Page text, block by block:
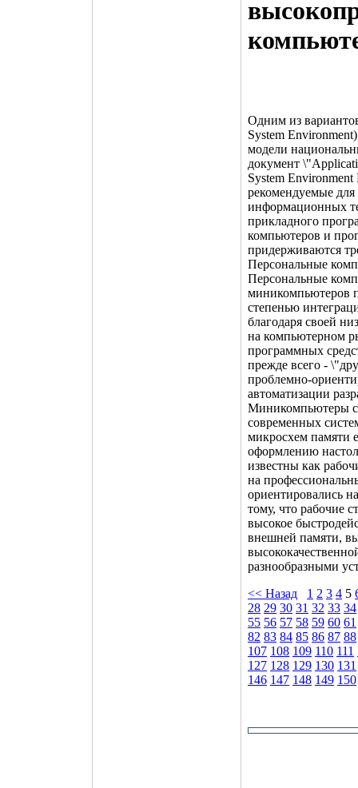
Одним из
System
модели
документ
System
рекомендуемые
информационных
прикладного
компьютеров и
придерживаются
Персональные
Персональные
миникомпьютеров
степенью
благодаря своей
на компьютерном
программных
прежде всего -
проблемно-
автоматизации
Миникомпьютеры
современных
микросхем памяти
оформлению
известны как
на
ориентировались
тому, что рабочие
высокое
внешней памяти,
разнообразными
<< Назад
1 2 3 4 5
28 29 30 31 32 33 34
55 56 57 58 59 60 61
82 83 84 85 86 87 88
107 108 109 110 111
127 128 129 130 131
146 147 148 149 150